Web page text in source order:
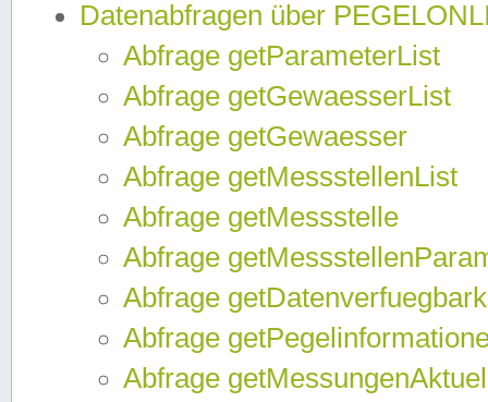
Datenabfragen über
Abfrage getParameterList
Abfrage getGewaesserList
Abfrage getGewaesser
Abfrage getMessstellenList
Abfrage getMessstelle
Abfrage
Abfrage
Abfrage
Abfrage